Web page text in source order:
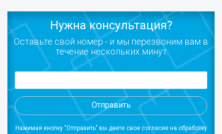
Нужна консультация?
Оставьте свой номер - и мы перезвоним вам в
течение нескольких минут
Отправить
Нажимая кнопку "Отправить" вы даете свое согласие на обработку